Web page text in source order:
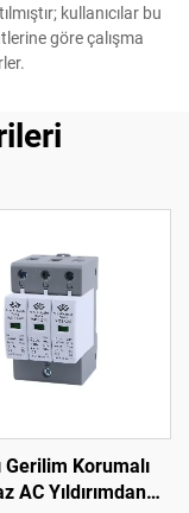
kullanıcılar bu
göre çalışma
Gerilim Korumalı
AC Yıldırımdan